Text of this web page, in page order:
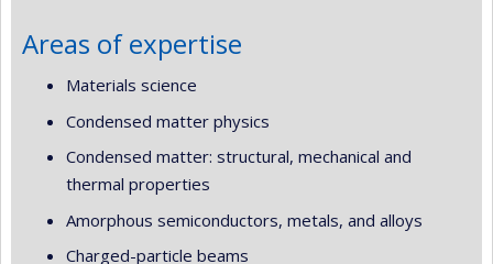
Areas of expertise
Materials science
Condensed matter physics
Condensed matter: structural, mechanical and
thermal properties
Amorphous semiconductors, metals, and alloys
Charged-particle beams